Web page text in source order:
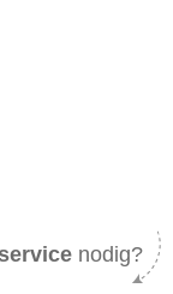
nodig?